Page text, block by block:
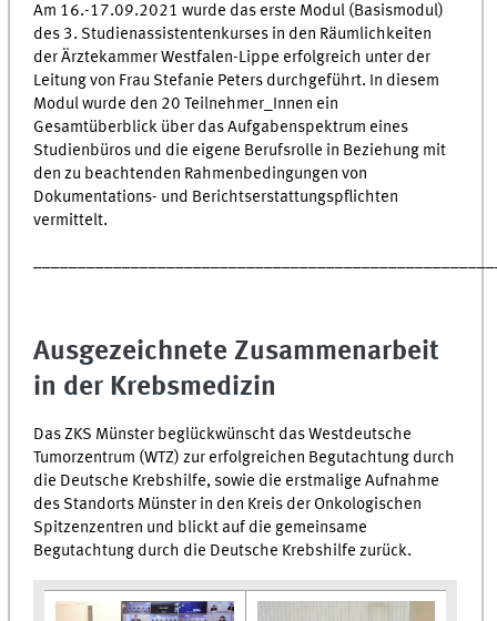
Am 16.-17.09.2021 wurde das erste Modul (Basismodul)
des 3. Studienassistentenkurses in den Räumlichkeiten
der Ärztekammer Westfalen-Lippe erfolgreich unter der
Leitung von Frau Stefanie Peters durchgeführt. In diesem
Modul wurde den 20 Teilnehmer_Innen ein
Gesamtüberblick über das Aufgabenspektrum eines
Studienbüros und die eigene Berufsrolle in Beziehung mit
den zu beachtenden Rahmenbedingungen von
Dokumentations- und Berichtserstattungspflichten
vermittelt.
Ausgezeichnete Zusammenarbeit
in der Krebsmedizin
Das ZKS Münster beglückwünscht das Westdeutsche
Tumorzentrum (WTZ) zur erfolgreichen Begutachtung durch
die Deutsche Krebshilfe, sowie die erstmalige Aufnahme
des Standorts Münster in den Kreis der Onkologischen
Spitzenzentren und blickt auf die gemeinsame
Begutachtung durch die Deutsche Krebshilfe zurück.